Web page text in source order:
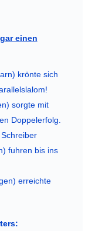
einen
krönte sich
sorgte mit
Doppelerfolg.
fuhren bis ins
erreichte